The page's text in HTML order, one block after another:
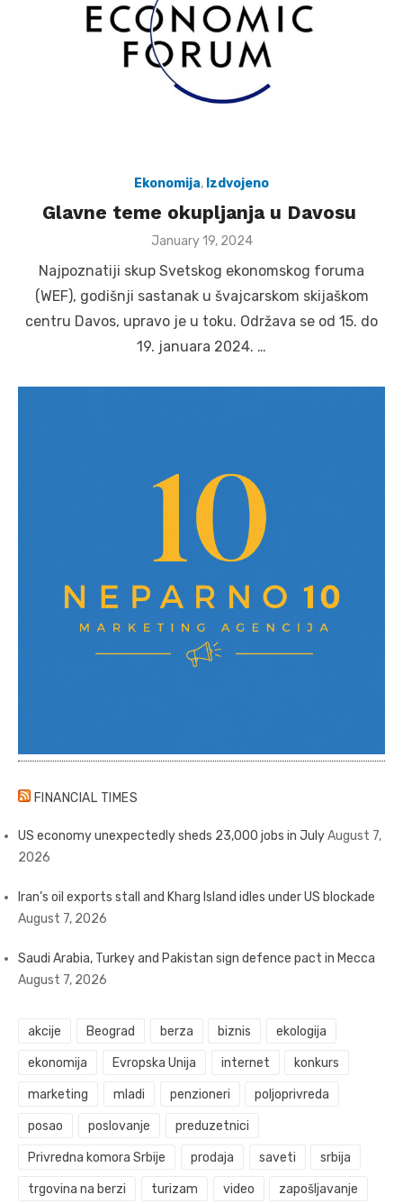
Ekonomija, Izdvojeno
Glavne teme okupljanja u Davosu
Posted
January 19, 2024
Najpoznatiji skup Svetskog ekonomskog foruma
(WEF), godišnji sastanak u švajcarskom skijaškom
centru Davos, upravo je u toku. Održava se od 15. do
19. januara 2024. …
FINANCIAL TIMES
US economy unexpectedly sheds 23,000 jobs in JulyAugust 7,
2026
Iran’s oil exports stall and Kharg Island idles under US blockade
August 7, 2026
Saudi Arabia, Turkey and Pakistan sign defence pact in Mecca
August 7, 2026
akcije Beograd berza biznis ekologija
ekonomija Evropska Unija internet konkurs
marketing mladi penzioneri poljoprivreda
posao poslovanje preduzetnici
Privredna komora Srbije prodaja saveti srbija
trgovina na berzi turizam video zapošljavanje